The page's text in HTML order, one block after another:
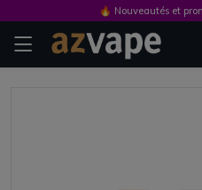
🔥 Nouveautés et